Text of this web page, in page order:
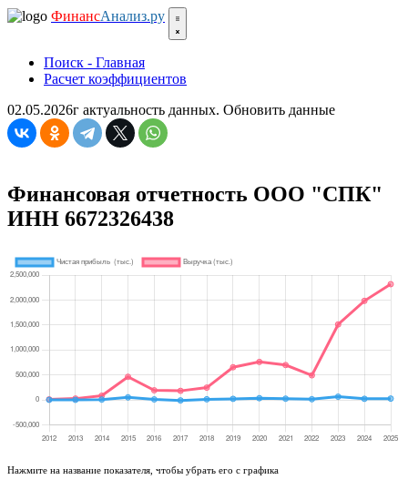
ФинансАнализ.ру
Поиск - Главная
Расчет коэффициентов
02.05.2026г актуальность данных. Обновить данные
Финансовая отчетность ООО "СПК"
ИНН 6672326438
Нажмите на название показателя, чтобы убрать его с графика